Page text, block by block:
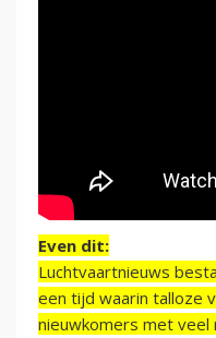
Even dit:
Luchtvaartnieuws
een tijd waarin talloze
nieuwkomers met veel